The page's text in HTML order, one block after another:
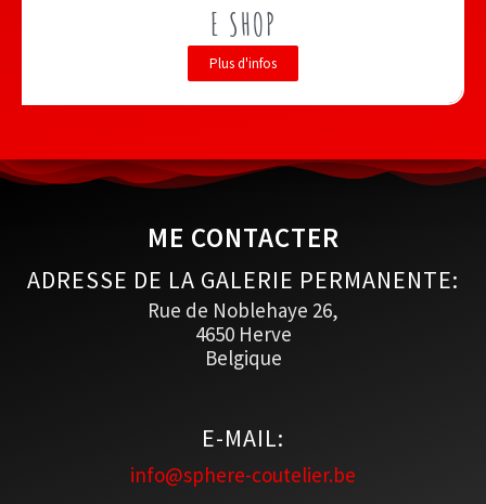
E SHOP
Plus d'infos
ME CONTACTER
ADRESSE DE LA GALERIE PERMANENTE:
Rue de Noblehaye 26,
4650 Herve
Belgique
E-MAIL:
info@sphere-coutelier.be